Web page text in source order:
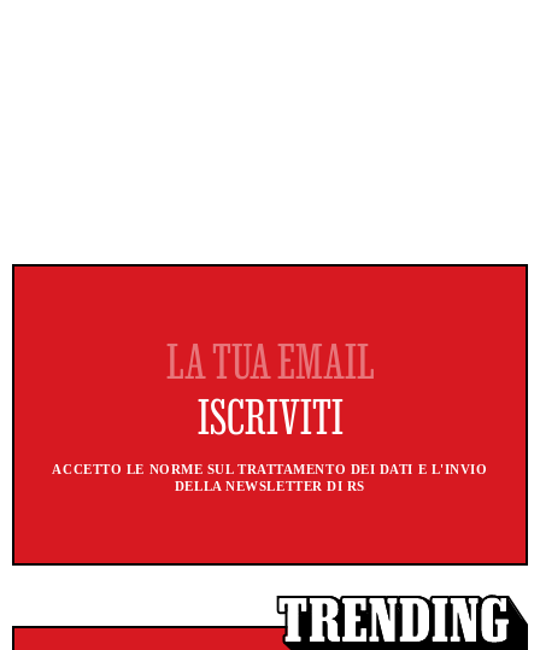
ACCETTO LE NORME SUL TRATTAMENTO DEI DATI E L'INVIO
DELLA NEWSLETTER DI RS